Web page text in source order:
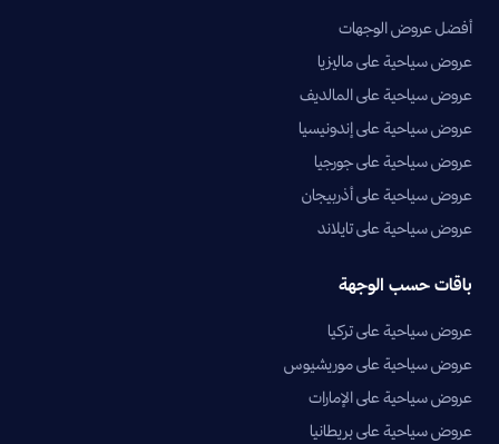
أفضل عروض الوجهات
عروض سياحية على ماليزيا
عروض سياحية على المالديف
عروض سياحية على إندونيسيا
عروض سياحية على جورجيا
عروض سياحية على أذربيجان
عروض سياحية على تايلاند
باقات حسب الوجهة
عروض سياحية على تركيا
عروض سياحية على موريشيوس
عروض سياحية على الإمارات
عروض سياحية على بريطانيا